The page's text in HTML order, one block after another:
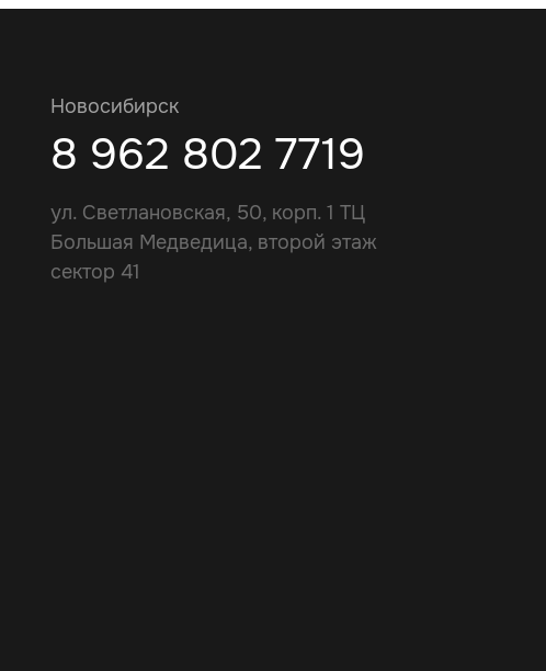
Новосибирск
8 962 802 7719
ул. Светлановская, 50, корп. 1 ТЦ
Большая Медведица, второй этаж
сектор 41